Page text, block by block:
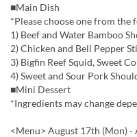
■Main Dish
*Please choose one from the
1) Beef and Water Bamboo
2) Chicken and Bell Pepper
3) Bigfin Reef Squid, Sweet
4) Sweet and Sour Pork
■Mini Dessert
*Ingredients may change
<Menu> August 17th (Mon) -